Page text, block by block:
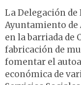
La Delegación de
Ayuntamiento de
en la barriada de
fabricación de
fomentar el
económica de